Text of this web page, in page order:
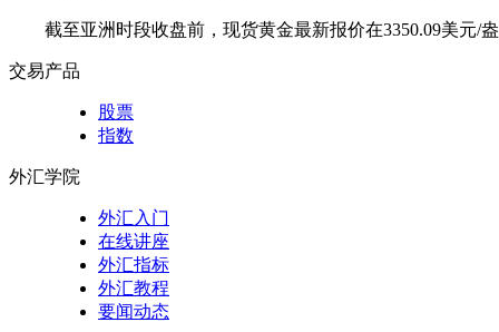
截至亚洲时段收盘前，现货黄金最新报价在3350.09美元/盎
交易产品
股票
指数
外汇学院
外汇入门
在线讲座
外汇指标
外汇教程
要闻动态